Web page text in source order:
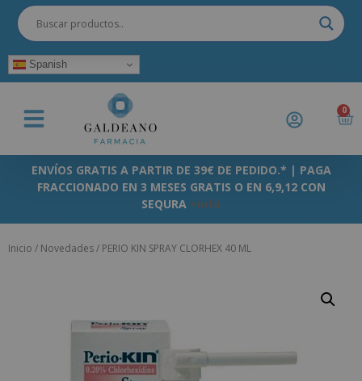
Spanish
0
ENVÍOS GRATIS A PARTIR DE 39€ DE PEDIDO.* | PAGA
FRACCIONADO EN 3 MESES GRATIS O EN 6,9,12 CON
SEQURA +info
Inicio / Novedades/ PERIO KIN SPRAY CLORHEX 40 ML